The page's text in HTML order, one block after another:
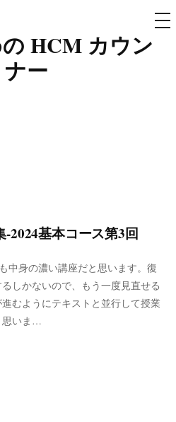
HCM カウン
ー
メ
ニ
2024基本コース第3回
中身の濃い講座だと思います。復
しかないので、もう一度見直せる
むようにテキストと並行して授業
思いま…